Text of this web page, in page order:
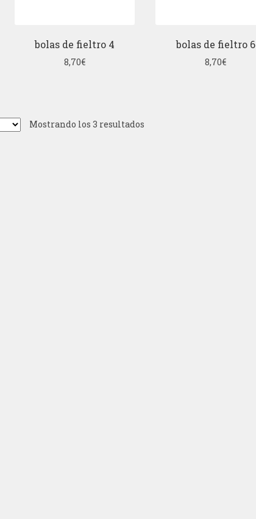
bolas de fieltro 4
8,70€
bolas de fieltro 6
8,70€
Mostrando los 3 resultados